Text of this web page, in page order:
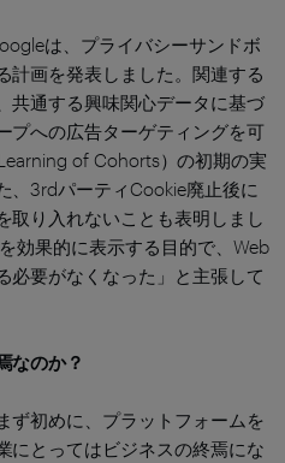
は、プライバシーサンドボ
計画を発表しました。関連する
共通する興味関心データに基づ
プへの広告ターゲティングを可
of Cohorts）の初期の実
、3rdパーティCookie廃止後に
取り入れないことも表明しまし
効果的に表示する目的で、Web
必要がなくなった」と主張して
なのか？
ず初めに、プラットフォームを
にとってはビジネスの終焉にな